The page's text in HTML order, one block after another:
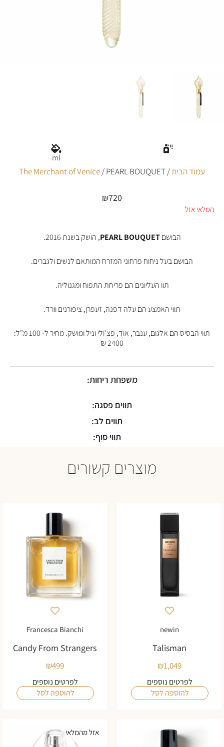
עמוד הבית/
The Merchant of Venice/ PEARL BOUQUET
₪720
המלאי אזל
הבושםPEARL BOUQUET, הושק בשנת 2016.
הבושם בעל ניחוח פרחוני המזרח המותאם לנשים ולגברים.
תוו העליונים הם פריחת התפוח ומגנוליה.
תווי האמצע הם עלה דפנה, זעפרן, ציפורנים וורד.
תווי הבסיס הם אלגום, ענבר, אוד, פצ'ולי וניל ומושק. מחיר ל- 100 מ"ל:
2400 ₪
משפחת ריחות:
תווים פסגה:
תווים לב:
תווי סוף:
ml
מוצרים קשורים
newin
Talisman
₪1,049
לפרטים נוספים
להוספה לסל
Francesca Bianchi
Candy From Strangers
₪499
לפרטים נוספים
להוספה לסל
אזל מהמלאי